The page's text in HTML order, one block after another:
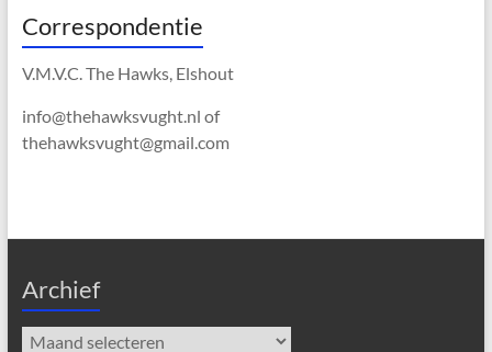
Correspondentie
V.M.V.C. The Hawks, Elshout
info@thehawksvught.nl of
thehawksvught@gmail.com
Archief
Archief